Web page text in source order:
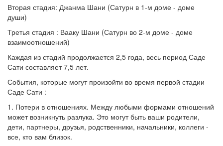
Вторая стадия: Джанма Шани (Сатурн в 1-м доме - доме
души)
Третья стадия : Вааку Шани (Сатурн во 2-м доме - доме
взаимоотношений)
Каждая из стадий продолжается 2,5 года, весь период Саде
Сати составляет 7,5 лет.
События, которые могут произойти во время первой стадии
Саде Сати :
1. Потери в отношениях. Между любыми формами отношений
может возникнуть разлука. Это могут быть ваши родители,
дети, партнеры, друзья, родственники, начальники, коллеги -
все, кто вам близок.